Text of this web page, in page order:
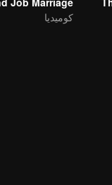
كوميديا